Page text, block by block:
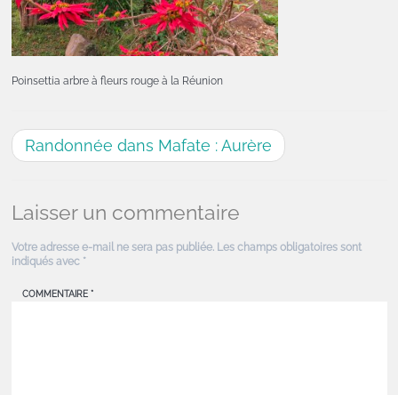
Poinsettia arbre à fleurs rouge à la Réunion
Randonnée dans Mafate : Aurère
Laisser un commentaire
Votre adresse e-mail ne sera pas publiée. Les champs obligatoires sont
indiqués avec *
COMMENTAIRE *